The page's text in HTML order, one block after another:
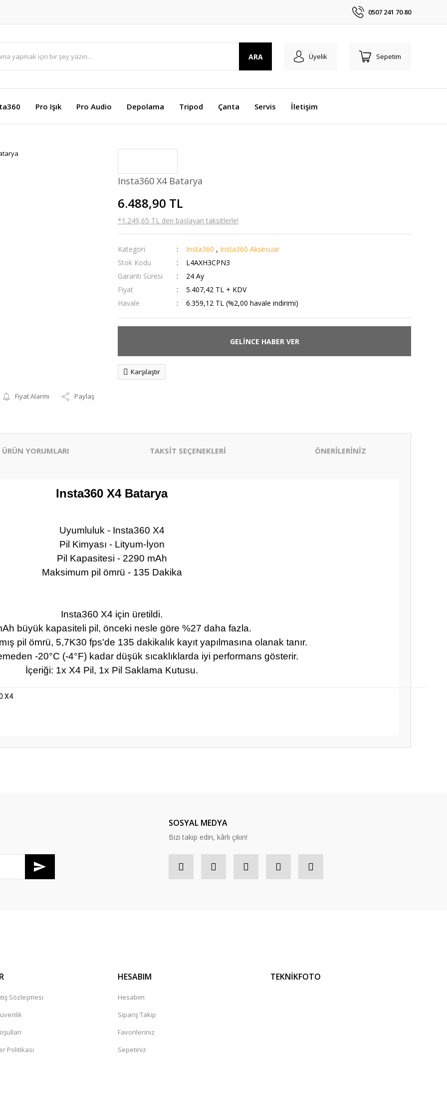
0507 241 70 80
ARA Üyelik Sepetim
Pro Işık Pro Audio Depolama Tripod Çanta Servis İletişim
Fiyat Alarmı Paylaş
Insta360 X4 Batarya
6.488,90 TL
*1.249,65 TL den başlayan taksitlerle!
Kategori Insta360 , Insta360 Aksesuar
Stok Kodu
L4AXH3CPN3
Garanti Süresi
24 Ay
Fiyat
5.407,42 TL + KDV
Havale
6.359,12 TL (%2,00 havale indirimi)
GELİNCE HABER VER
Karşılaştır
ÜRÜN YORUMLARI TAKSİT SEÇENEKLERİ ÖNERİLERİNİZ
Insta360 X4 Batarya
Uyumluluk - Insta360 X4
Pil Kimyası - Lityum-İyon
Pil Kapasitesi - 2290 mAh
Maksimum pil ömrü - 135 Dakika
Insta360 X4 için üretildi.
büyük kapasiteli pil, önceki nesle göre %27 daha fazla.
pil ömrü, 5,7K30 fps'de 135 dakikalık kayıt yapılmasına olanak tanır.
-20°C (-4°F) kadar düşük sıcaklıklarda iyi performans gösterir.
İçeriği: 1x X4 Pil, 1x Pil Saklama Kutusu.
X4
SOSYAL MEDYA
Bizi takip edin, kârlı çıkın!
Sözleşmesi
Politikası
HESABIM
Hesabım
Sipariş Takip
Favorileriniz
Sepetiniz
TEKNİKFOTO